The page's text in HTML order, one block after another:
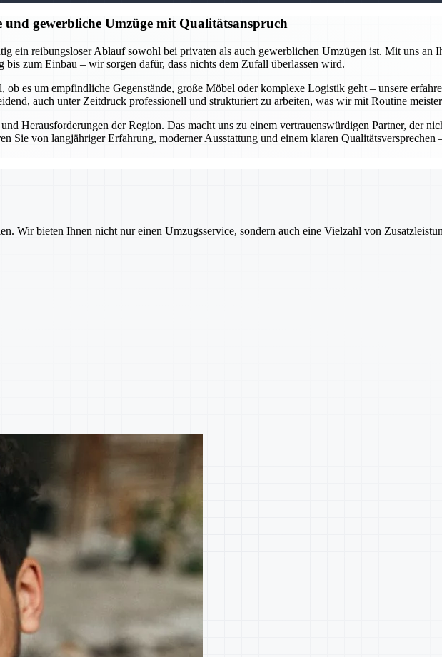
gewerbliche Umzüge mit Qualitätsanspruch
ein reibungsloser Ablauf sowohl bei privaten als auch gewerblichen Umzügen ist. Mit uns an
zum Einbau – wir sorgen dafür, dass nichts dem Zufall überlassen wird.
es um empfindliche Gegenstände, große Möbel oder komplexe Logistik geht – unsere
auch unter Zeitdruck professionell und strukturiert zu arbeiten, was wir mit Routine
Herausforderungen der Region. Das macht uns zu einem vertrauenswürdigen Partner, der
Sie von langjähriger Erfahrung, moderner Ausstattung und einem klaren Qualitätsversprechen
Wir bieten Ihnen nicht nur einen Umzugsservice, sondern auch eine Vielzahl von